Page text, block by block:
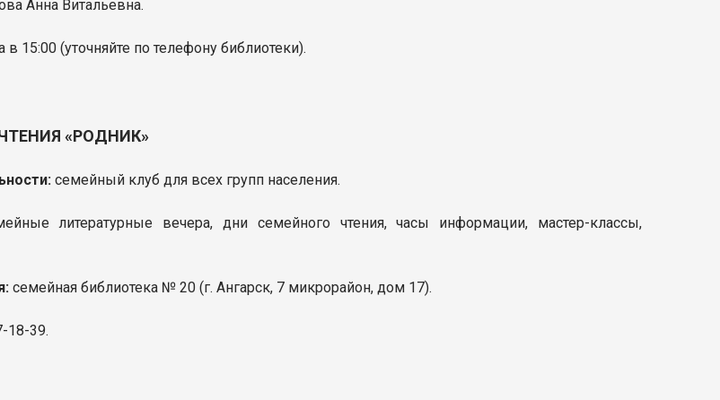
Анна Витальевна.
в 15:00(уточняйте по телефону библиотеки).
«РОДНИК»
семейный клуб для всех групп населения.
литературные вечера, дни семейного чтения, часы информации, мастер-классы,
семейная библиотека № 20 (г. Ангарск, 7 микрорайон, дом 17).
18-39.